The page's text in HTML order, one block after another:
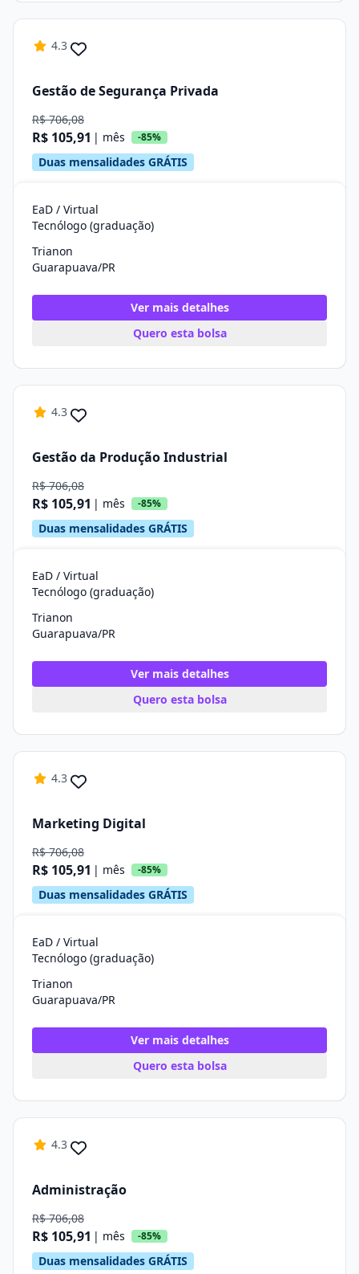
4.3
Gestão de Segurança Privada
R$ 706,08
R$ 105,91 | mês -85%
Duas mensalidades GRÁTIS
EaD / Virtual
Tecnólogo (graduação)
Trianon
Guarapuava/PR
Ver mais detalhes
Quero esta bolsa
4.3
Gestão da Produção Industrial
R$ 706,08
R$ 105,91 | mês -85%
Duas mensalidades GRÁTIS
EaD / Virtual
Tecnólogo (graduação)
Trianon
Guarapuava/PR
Ver mais detalhes
Quero esta bolsa
4.3
Marketing Digital
R$ 706,08
R$ 105,91 | mês -85%
Duas mensalidades GRÁTIS
EaD / Virtual
Tecnólogo (graduação)
Trianon
Guarapuava/PR
Ver mais detalhes
Quero esta bolsa
4.3
Administração
R$ 706,08
R$ 105,91 | mês -85%
Duas mensalidades GRÁTIS